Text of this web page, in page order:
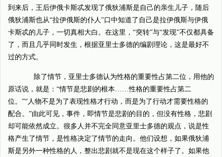
到来后，王后伊俄卡斯忒发现了俄狄浦斯是自己的亲生儿子，随后
俄狄浦斯也从“拉伊俄斯的仆人"口中知道了自己是拉伊俄斯与伊俄
卡斯忒的儿子，一切真相大白。在这里，“突转”与“发现”不仅都具备
了，而且几乎同时发生，根据亚里士多德的编剧理论，这是最好不
过的方式。
除了情节，亚里士多德认为性格的重要性占第二位，用他的
原话说，就是：“情节是悲剧的根本……性格的重要性占第二
位。”“人物不是为了表现性格才行动，而是为了行动才需要性格的
配合。”由此可见，事件，即情节是悲剧的目的，但没有性格，悲剧
却可能依然成立。很多人并不完全同意亚里士多德的观点，说是性
格产生了情节，是性格决定了情节的走向。他们设想，如果俄狄浦
斯是另外一种性格的人，整出悲剧就不是现在这个样子了。如果他